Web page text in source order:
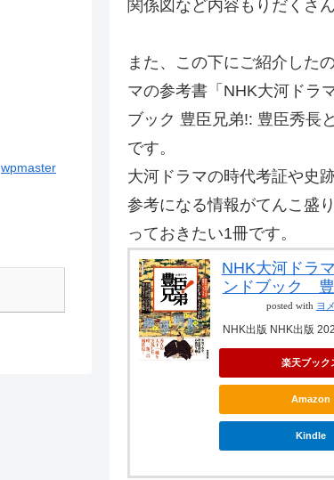
wpmaster
関係図など内容もりだくさん
また、この下にご紹介した
マの参考書「NHK大河ドラ
ブック 豊臣兄弟!: 豊臣秀長
です。
大河ドラマの時代考証や史
参考になる情報がてんこ盛
っておきたい1冊です。
NHK大河ドラ
ンドブック 豊
posted with ヨ
NHK出版 NHK出版
楽天ブック
Amazon
Kindle